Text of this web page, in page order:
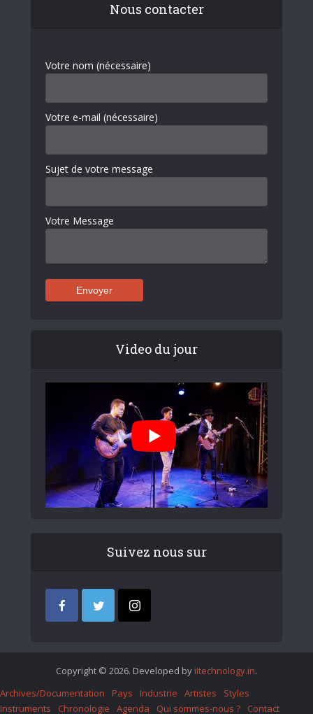
Nous contacter
Votre nom (nécessaire)
Votre e-mail (nécessaire)
Sujet de votre message
Votre Message
Video du jour
Suivez nous sur
Copyright © 2026. Developed by iItechnology.in.
Archives/Documentation
Pays Industrie Artistes
Styles
Instruments
Chronologie Agenda Qui sommes-nous ? Contact